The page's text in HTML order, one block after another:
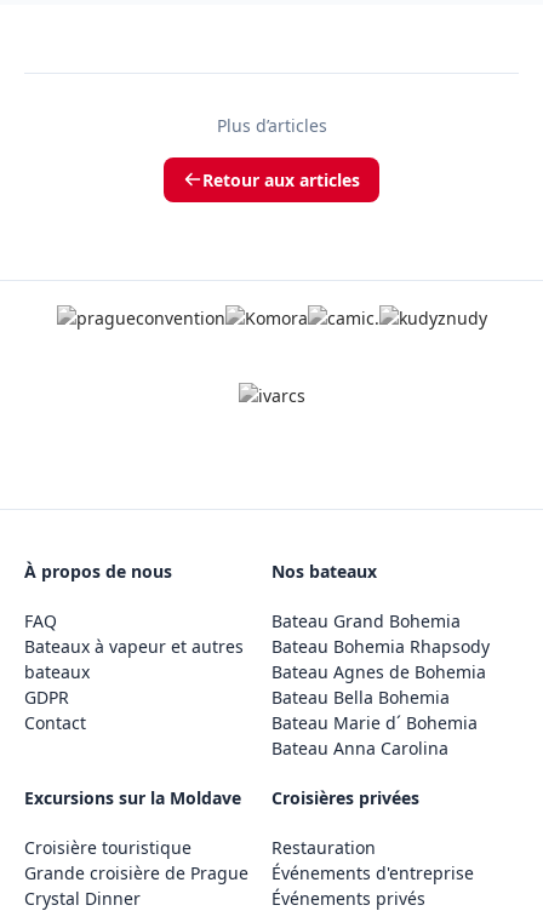
Plus d’articles
Retour aux articles
À propos de nous
FAQ
Bateaux à vapeur et autres
bateaux
GDPR
Contact
Nos bateaux
Bateau Grand Bohemia
Bateau Bohemia Rhapsody
Bateau Agnes de Bohemia
Bateau Bella Bohemia
Bateau Marie d´ Bohemia
Bateau Anna Carolina
Excursions sur la Moldave
Croisière touristique
Grande croisière de Prague
Crystal Dinner
Croisières privées
Restauration
Événements d'entreprise
Événements privés